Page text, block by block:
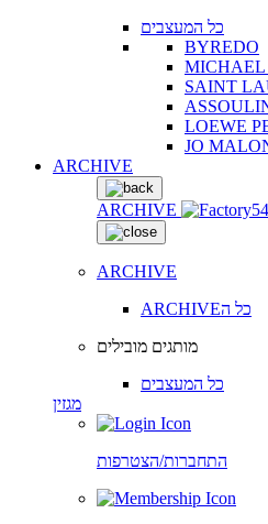
כל המעצבים
BYREDO
MICHAEL
SAINT
LOEWE
JO
ARCHIVE
ARCHIVE
ARCHIVE
ARCHIVEכל ה
מותגים מובילים
כל המעצבים
מגזין
התחברות/הצטרפות